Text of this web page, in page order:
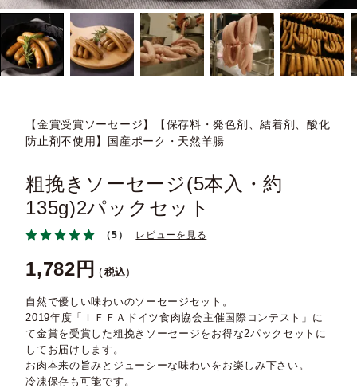
【金賞受賞ソーセージ】【保存料・発色剤、結着剤、酸化
防止剤不使用】国産ポーク・天然羊腸
粗挽きソーセージ(5本入・約
135g)2パックセット
（5） レビューを見る
1,782 税込
自然で優しい味わいのソーセージセット。
2019年度「ＩＦＦＡドイツ食肉協会主催国際コンテスト」に
て金賞を受賞した粗挽きソーセージをお得な2パックセットに
してお届けします。
お肉本来の旨みとジューシーな味わいをお楽しみ下さい。
冷凍保存も可能です。